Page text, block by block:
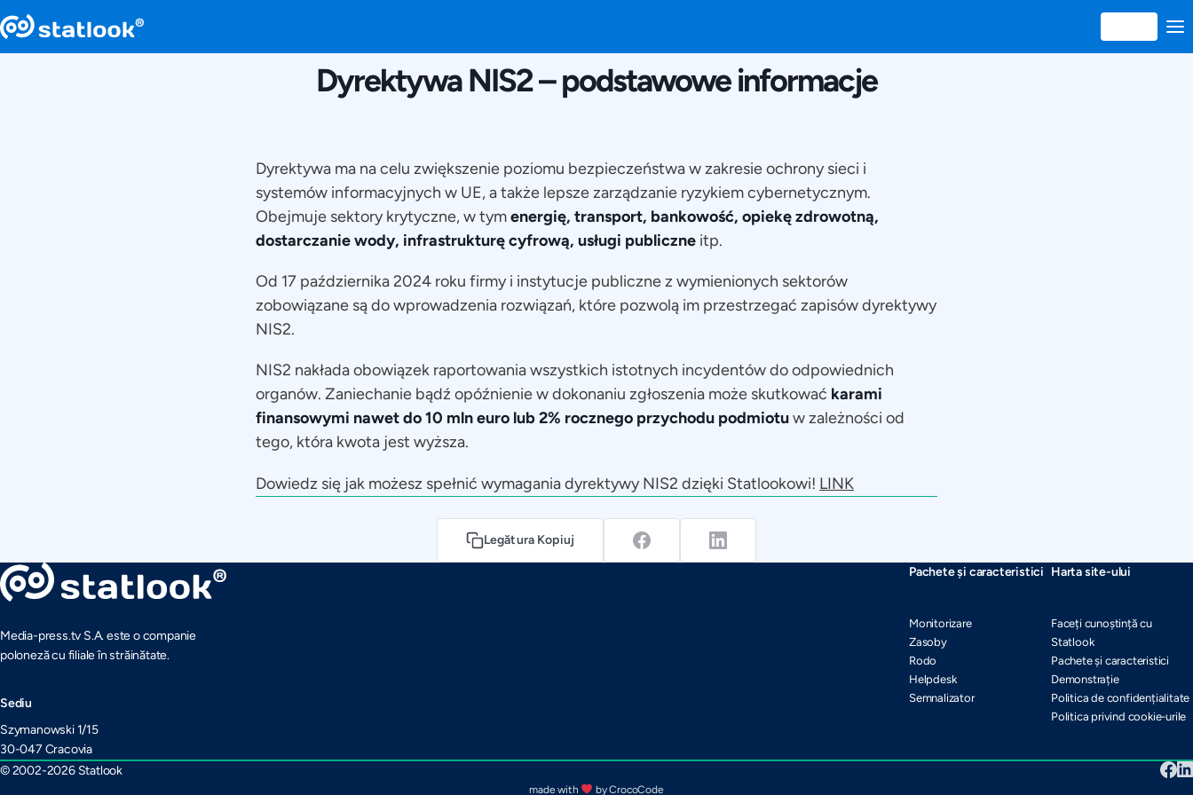
Dyrektywa NIS2 – podstawowe informacje
Dyrektywa ma na celu zwiększenie poziomu bezpieczeństwa w zakresie ochrony sieci i
systemów informacyjnych w UE, a także lepsze zarządzanie ryzykiem cybernetycznym.
Obejmuje sektory krytyczne, w tymenergię, transport, bankowość, opiekę zdrowotną,
dostarczanie wody, infrastrukturę cyfrową, usługi publiczne itp.
Od 17 października 2024 roku firmy i instytucje publiczne z wymienionych sektorów
zobowiązane są do wprowadzenia rozwiązań, które pozwolą im przestrzegać zapisów dyrektywy
NIS2.
NIS2 nakłada obowiązek raportowania wszystkich istotnych incydentów do odpowiednich
organów. Zaniechanie bądź opóźnienie w dokonaniu zgłoszenia może skutkować karami
finansowymi nawet do 10 mln euro lub 2% rocznego przychodu podmiotuw zależności od
tego, która kwota jest wyższa.
Dowiedz się jak możesz spełnić wymagania dyrektywy NIS2 dzięki Statlookowi! LINK
Legătura Kopiuj
Media-press.tv S.A. este o companie
poloneză cu filiale în străinătate.
Sediu
Szymanowski 1/15
30-047 Cracovia
Pachete și caracteristici
Monitorizare
Zasoby
Rodo
Helpdesk
Semnalizator
Harta site-ului
Faceți cunoștință cu
Statlook
Pachete și caracteristici
Demonstrație
Politica de confidențialitate
Politica privind cookie-urile
© 2002-2026 Statlook
made with by CrocoCode